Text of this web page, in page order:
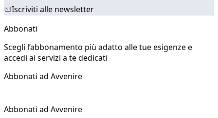
Iscriviti alle newsletter
Abbonati
Scegli l’abbonamento più adatto alle tue esigenze e
accedi ai servizi a te dedicati
Abbonati ad Avvenire
Abbonati ad Avvenire